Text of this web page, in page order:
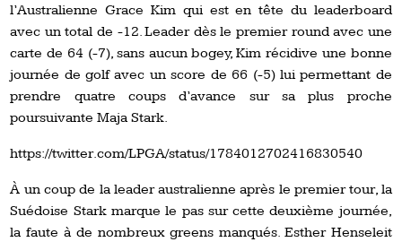
l’Australienne Grace Kim qui est en tête du leaderboard
avec un total de -12. Leader dès le premier round avec une
carte de 64 (-7), sans aucun bogey, Kim récidive une bonne
journée de golf avec un score de 66 (-5) lui permettant de
prendre quatre coups d’avance sur sa plus proche
poursuivante Maja Stark.
https://twitter.com/LPGA/status/1784012702416830540
À un coup de la leader australienne après le premier tour, la
Suédoise Stark marque le pas sur cette deuxième journée,
la faute à de nombreux greens manqués. Esther Henseleit